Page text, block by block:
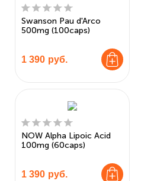
Swanson Pau d'Arco
500mg (100caps)
1 390 руб.
NOW Alpha Lipoic Acid
100mg (60caps)
1 390 руб.